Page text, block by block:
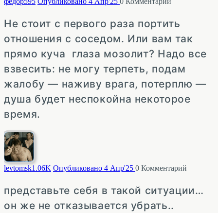
Не стоит с первого раза портить
отношения с соседом. Или вам так
прямо куча глаза мозолит? Надо все
взвесить: не могу терпеть, подам
жалобу — наживу врага, потерплю —
душа будет неспокойна некоторое
время.
levtomsk1.06K Опубликовано 4 Апр'25 0 Комментарий
представьте себя в такой ситуации…
он же не отказывается убрать..